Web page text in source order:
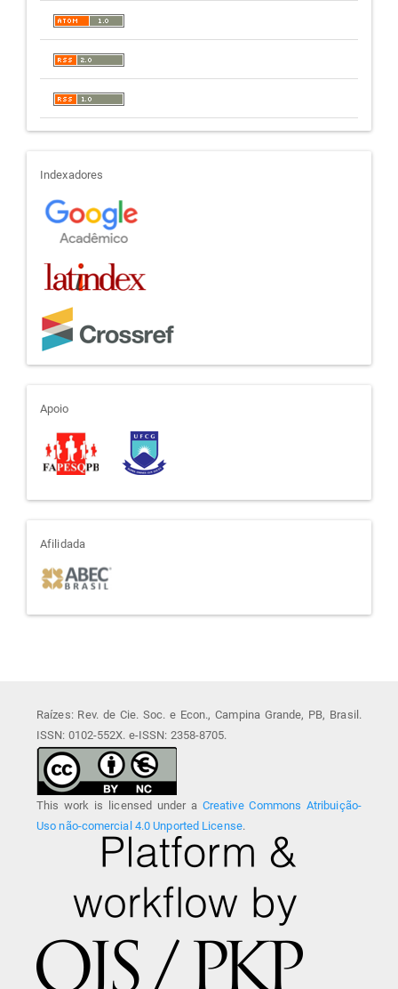
indexadores
Indexadores
apoio
Apoio
afiliada
Afilidada
Raízes: Rev. de Cie. Soc. e Econ., Campina Grande, PB, Brasil.
ISSN: 0102-552X. e-ISSN: 2358-8705.
This work is licensed under a Creative Commons Atribuição-
Uso não-comercial 4.0 Unported License.